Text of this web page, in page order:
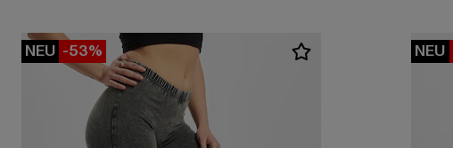
NEU -53% NEU